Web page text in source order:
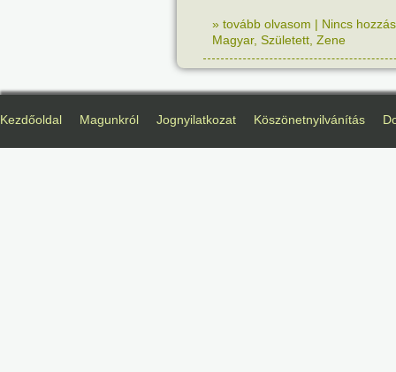
» tovább olvasom | Nincs
Magyar, Született Zene
Kezdőoldal Magunkról Jognyilatkozat Köszönetnyilvánítás